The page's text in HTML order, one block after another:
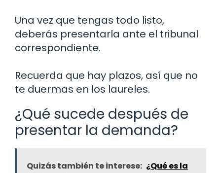
Una vez que tengas todo listo,
deberás presentarla ante el tribunal
correspondiente.
Recuerda que hay plazos, así que no
te duermas en los laureles.
¿Qué sucede después de
presentar la demanda?
Quizás también te interese: ¿Qué es la